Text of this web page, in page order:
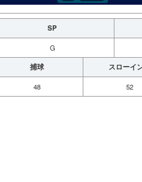
SP
G
捕球 スローイ
48 52